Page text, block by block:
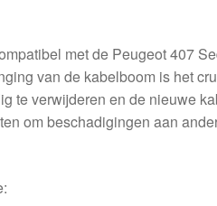
met de Peugeot 407
van de kabelboom is het
te verwijderen en de nieuwe
om beschadigingen aan